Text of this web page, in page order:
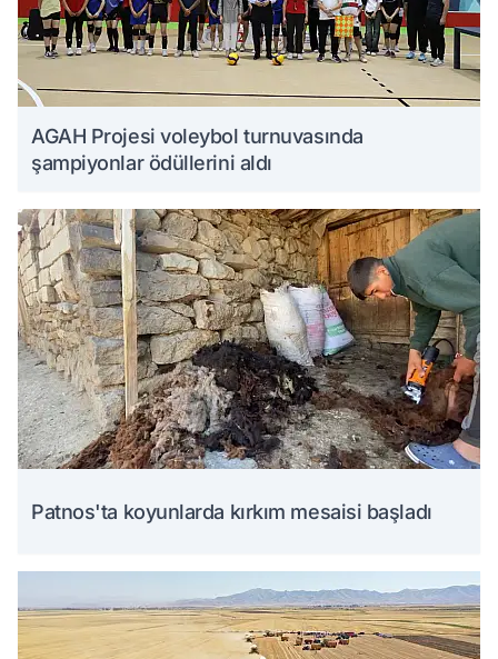
AGAH Projesi voleybol turnuvasında
şampiyonlar ödüllerini aldı
Patnos'ta koyunlarda kırkım mesaisi başladı